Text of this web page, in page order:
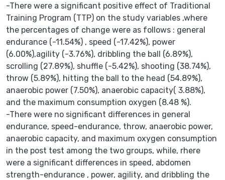
-There were a significant positive effect of Traditional
Training Program (TTP) on the study variables ,where
the percentages of change were as follows : general
endurance (-11.54%) , speed (-17.42%), power
(6.00%),agility (-3.76%), dribbling the ball (6.89%),
scrolling (27.89%), shuffle (-5.42%), shooting (38.74%),
throw (5.89%), hitting the ball to the head (54.89%),
anaerobic power (7.50%), anaerobic capacity( 3.88%),
and the maximum consumption oxygen (8.48 %).
-There were no significant differences in general
endurance, speed-endurance, throw, anaerobic power,
anaerobic capacity, and maximum oxygen consumption
in the post test among the two groups, while, rhere
were a significant differences in speed, abdomen
strength-endurance , power, agility, and dribbling the